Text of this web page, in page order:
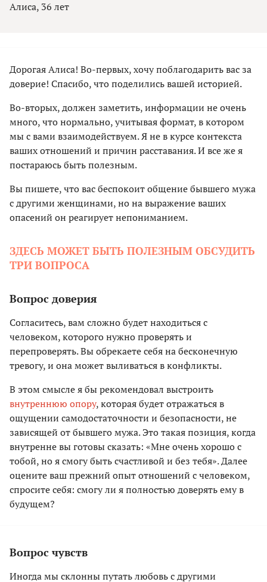
Алиса, 36 лет
Дорогая Алиса! Во-первых, хочу поблагодарить вас за
доверие! Спасибо, что поделились вашей историей.
Во-вторых, должен заметить, информации не очень
много, что нормально, учитывая формат, в котором
мы с вами взаимодействуем. Я не в курсе контекста
ваших отношений и причин расставания. И все же я
постараюсь быть полезным.
Вы пишете, что вас беспокоит общение бывшего мужа
с другими женщинами, но на выражение ваших
опасений он реагирует непониманием.
ЗДЕСЬ МОЖЕТ БЫТЬ ПОЛЕЗНЫМ ОБСУДИТЬ
ТРИ ВОПРОСА
Вопрос доверия
Согласитесь, вам сложно будет находиться с
человеком, которого нужно проверять и
перепроверять. Вы обрекаете себя на бесконечную
тревогу, и она может выливаться в конфликты.
В этом смысле я бы рекомендовал выстроить
внутреннюю опору, которая будет отражаться в
ощущении самодостаточности и безопасности, не
зависящей от бывшего мужа. Это такая позиция, когда
внутренне вы готовы сказать: «Мне очень хорошо с
тобой, но я смогу быть счастливой и без тебя». Далее
оцените ваш прежний опыт отношений с человеком,
спросите себя: смогу ли я полностью доверять ему в
будущем?
Вопрос чувств
Иногда мы склонны путать любовь с другими